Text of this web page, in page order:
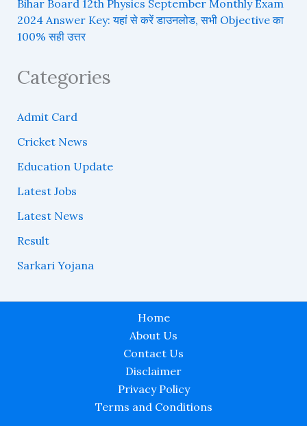
Bihar Board 12th Physics September Monthly Exam
2024 Answer Key: यहां से करें डाउनलोड, सभी Objective का
100% सही उत्तर
Categories
Admit Card
Cricket News
Education Update
Latest Jobs
Latest News
Result
Sarkari Yojana
Home
About Us
Contact Us
Disclaimer
Privacy Policy
Terms and Conditions